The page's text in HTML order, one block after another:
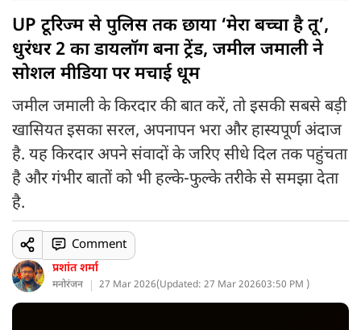
UP टूरिज्म से पुलिस तक छाया ‘मेरा बच्चा है तू’,
धुरंधर 2 का डायलॉग बना ट्रेंड, जमील जमाली ने
सोशल मीडिया पर मचाई धूम
जमील जमाली के किरदार की बात करें, तो इसकी सबसे बड़ी
खासियत इसका सरल, अपनापन भरा और हास्यपूर्ण अंदाज
है. यह किरदार अपने संवादों के जरिए सीधे दिल तक पहुंचता
है और गंभीर बातों को भी हल्के-फुल्के तरीके से समझा देता
है.
प्रशांत शर्मा
मनोरंजन 27 Mar 2026(Updated: 27 Mar 202603:50 PM )
Comment